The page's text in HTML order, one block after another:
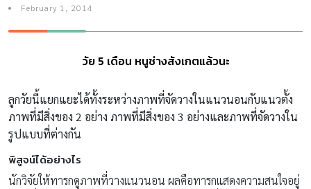
February 1, 2014
วัย 5 เดือน หนูช่างสังเกตแล้วนะ
ลูกวัยนี้แยกแยะได้ทั้งระหว่างภาพที่จัดวางในแนวนอนกับแนวตั้ง
ภาพที่มีสิ่งของ 2 อย่าง ภาพที่มีสิ่งของ 3 อย่างและภาพที่จัดวางใน
รูปแบบที่ต่างกัน
พิสูจน์ได้อย่างไร
นักวิจัยให้ทารกดูภาพที่วางแนวนอน ผลคือทารกแสดงความสนใจอยู่